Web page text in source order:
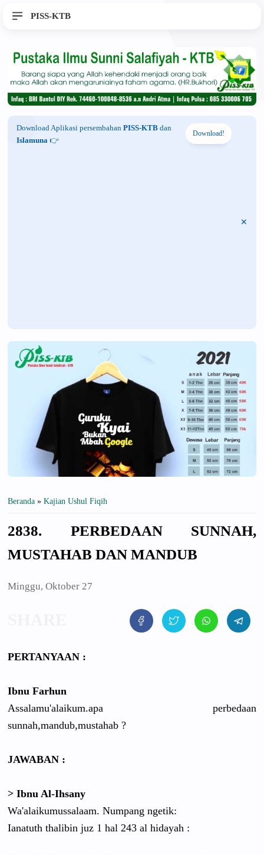
PISS-KTB
Download Aplikasi persembahan PISS-KTB dan
Islamuna 👉
Download!
Beranda » Kajian Ushul Fiqih
2838. PERBEDAAN SUNNAH,
MUSTAHAB DAN MANDUB
Minggu, Oktober 27
PERTANYAAN :
Ibnu Farhun
Assalamu'alaikum.apa perbedaan
sunnah,mandub,mustahab ?
JAWABAN :
> Ibnu Al-Ihsany
Wa'alaikumussalaam. Numpang ngetik:
Ianatuth thalibin juz 1 hal 243 al hidayah :